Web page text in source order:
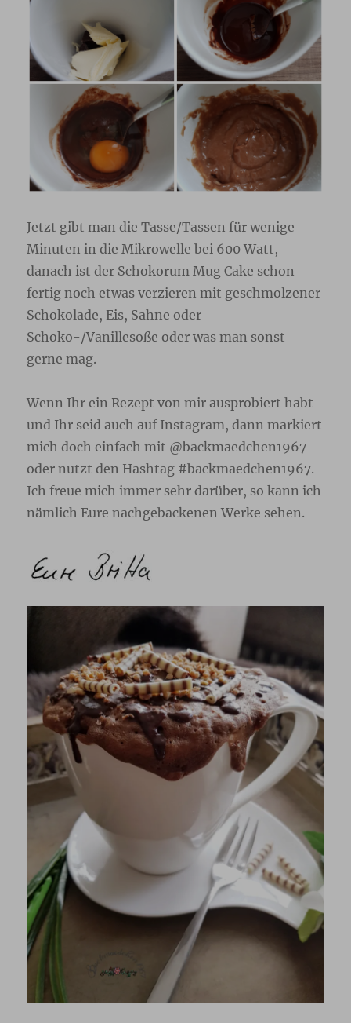
Jetzt gibt man die Tasse/Tassen für wenige
Minuten in die Mikrowelle bei 600 Watt,
danach ist der Schokorum Mug Cake schon
fertig noch etwas verzieren mit geschmolzener
Schokolade, Eis, Sahne oder
Schoko-/Vanillesoße oder was man sonst
gerne mag.
Wenn Ihr ein Rezept von mir ausprobiert habt
und Ihr seid auch auf Instagram, dann markiert
mich doch einfach mit @backmaedchen1967
oder nutzt den Hashtag #backmaedchen1967.
Ich freue mich immer sehr darüber, so kann ich
nämlich Eure nachgebackenen Werke sehen.